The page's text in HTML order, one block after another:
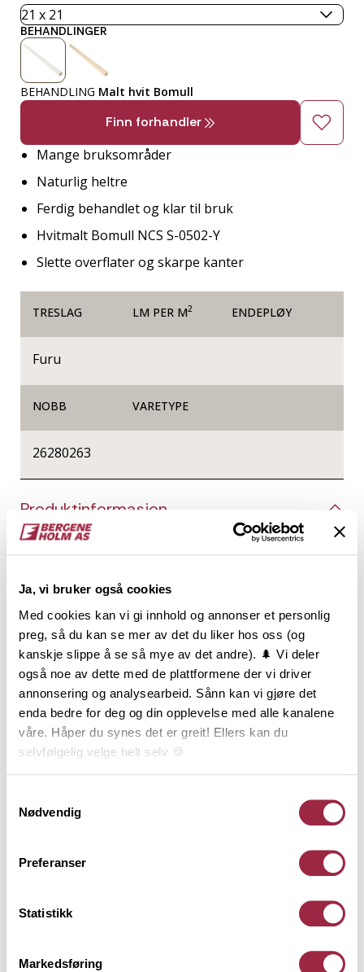
Ja, vi bruker også cookies
Med cookies kan vi gi innhold og annonser et personlig
preg, så du kan se mer av det du liker hos oss (og
kanskje slippe å se så mye av det andre). 🌲 Vi deler
også noe av dette med de plattformene der vi driver
annonsering og analysearbeid. Sånn kan vi gjøre det
enda bedre for deg og din opplevelse med alle kanalene
våre. Håper du synes det er greit! Ellers kan du
selvfølgelig velge helt selv 🍪
Nødvendig
Preferanser
Statistikk
Markedsføring
BEHANDLINGER
BEHANDLING Malt hvit Bomull
Finn forhandler
Mange bruksområder
Naturlig heltre
Ferdig behandlet og klar til bruk
Hvitmalt Bomull NCS S-0502-Y
Slette overflater og skarpe kanter
TRESLAG LM PER M2 ENDEPLØY
Furu
NOBB VARETYPE
26280263
Produktinformasjon
Glattkanter er firkantede trespiler helt uten profil,
produksjon av småmøbler, til vegger og tak i form av
spileverk. Det er kun fantasien som setter
begrensning til formvalg og bruksområde.
Glattkanter i furu lagerføres i et stort antall
dimensjoner, fra 6 til 34 mm tykkelse og fra 21 til 195
mm bredde. Glattkanter i furu med skarpe kanter er
produsert av listverksråstoff, og er i prinsippet er et
kvistfritt produkt. Glattkanter i furu med avrundede
kanter leveres både i listverkskvalitet (uten kvist) og
i natur (med kvist – lik panel).
Behandling